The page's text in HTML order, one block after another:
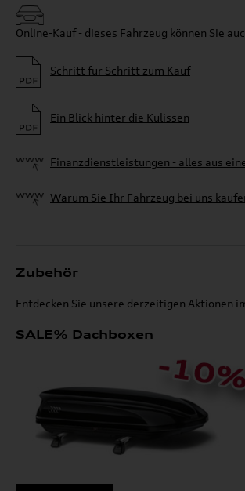
Online-Kauf - dieses Fahrzeug können Sie
Schritt für Schritt zum Kauf
Ein Blick hinter die Kulissen
Finanzdienstleistungen - alles aus
Warum Sie Ihr Fahrzeug bei uns
Zubehör
Entdecken Sie unsere derzeitigen Aktionen
SALE% Dachboxen